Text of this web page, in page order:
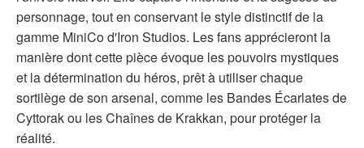
personnage, tout en conservant le style distinctif de la
gamme MiniCo d'Iron Studios. Les fans apprécieront la
manière dont cette pièce évoque les pouvoirs mystiques
et la détermination du héros, prêt à utiliser chaque
sortilège de son arsenal, comme les Bandes Écarlates de
Cyttorak ou les Chaînes de Krakkan, pour protéger la
réalité.